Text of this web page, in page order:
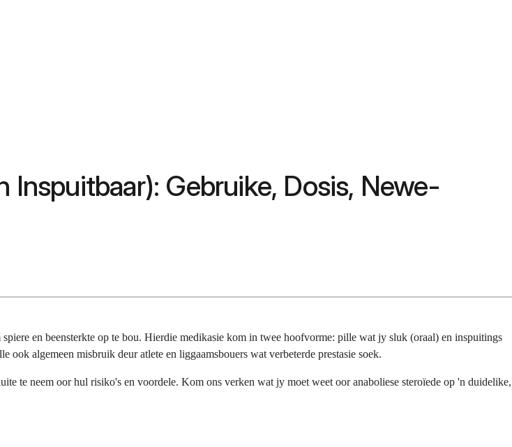
Inspuitbaar): Gebruike, Dosis, Newe-
en beensterkte op te bou. Hierdie medikasie kom in twee hoofvorme: pille wat jy sluk (oraal) en inspuitings
algemeen misbruik deur atlete en liggaamsbouers wat verbeterde prestasie soek.
te neem oor hul risiko's en voordele. Kom ons verken wat jy moet weet oor anaboliese steroïede op 'n duidelike,